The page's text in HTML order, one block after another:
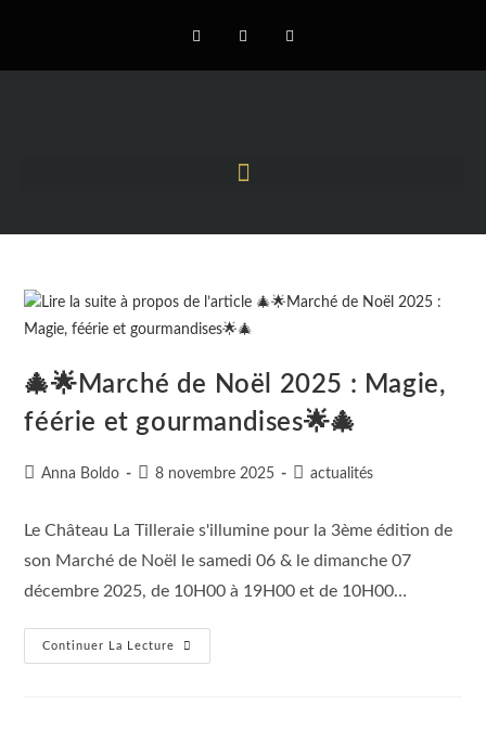
🎄🌟Marché de Noël 2025 : Magie,
féérie et gourmandises🌟🎄
Anna Boldo 8 novembre 2025 actualités
Le Château La Tilleraie s'illumine pour la 3ème édition de
son Marché de Noël le samedi 06 & le dimanche 07
décembre 2025, de 10H00 à 19H00 et de 10H00…
Continuer La Lecture